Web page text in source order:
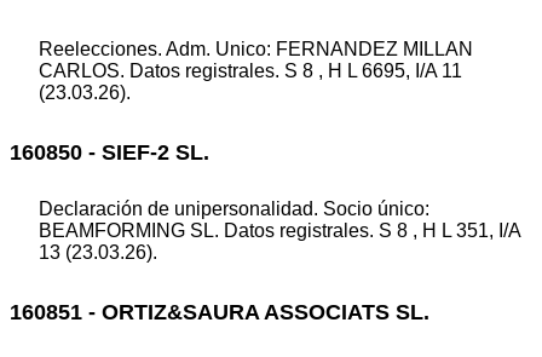
Reelecciones. Adm. Unico: FERNANDEZ MILLAN
CARLOS. Datos registrales. S 8 , H L 6695, I/A 11
(23.03.26).
160850 - SIEF-2 SL.
Declaración de unipersonalidad. Socio único:
BEAMFORMING SL. Datos registrales. S 8 , H L 351, I/A
13 (23.03.26).
160851 - ORTIZ&SAURA ASSOCIATS SL.